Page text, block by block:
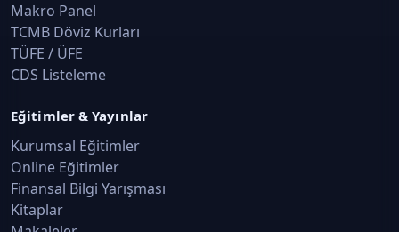
Makro Panel
TCMB Döviz Kurları
TÜFE / ÜFE
CDS Listeleme
Eğitimler & Yayınlar
Kurumsal Eğitimler
Online Eğitimler
Finansal Bilgi Yarışması
Kitaplar